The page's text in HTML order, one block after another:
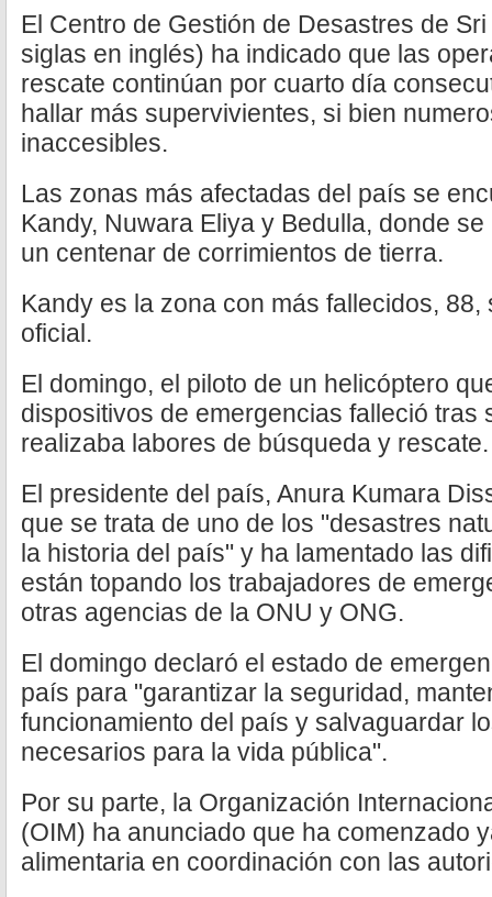
El Centro de Gestión de Desastres de
siglas en inglés) ha indicado que las
rescate continúan por cuarto día
hallar más supervivientes, si bien
inaccesibles.
Las zonas más afectadas del país se
Kandy, Nuwara Eliya y Bedulla, donde
un centenar de corrimientos de tierra.
Kandy es la zona con más fallecidos,
oficial.
El domingo, el piloto de un helicóptero
dispositivos de emergencias falleció tras
realizaba labores de búsqueda y rescate.
El presidente del país, Anura Kumara
que se trata de uno de los "desastres
la historia del país" y ha lamentado las
están topando los trabajadores de
otras agencias de la ONU y ONG.
El domingo declaró el estado de
país para "garantizar la seguridad,
funcionamiento del país y salvaguardar
necesarios para la vida pública".
Por su parte, la Organización
(OIM) ha anunciado que ha comenzado
alimentaria en coordinación con las